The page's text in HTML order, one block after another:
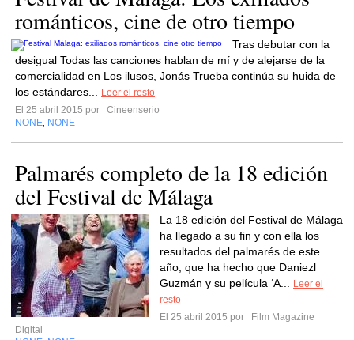
románticos, cine de otro tiempo
Tras debutar con la
desigual Todas las canciones hablan de mí y de alejarse de la
comercialidad en Los ilusos, Jonás Trueba continúa su huida de
los estándares...
Leer el resto
El 25 abril 2015 por
Cineenserio
NONE NONE
Palmarés completo de la 18 edición
del Festival de Málaga
La 18 edición del Festival de Málaga
ha llegado a su fin y con ella los
resultados del palmarés de este
año, que ha hecho que Daniezl
Guzmán y su película ‘A...
Leer el
resto
El 25 abril 2015 por
Film Magazine
Digital